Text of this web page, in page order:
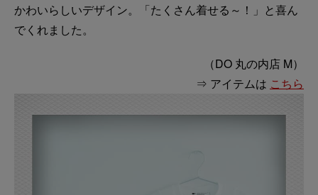
かわいらしいデザイン。「たくさん着せる～！」と喜ん
でくれました。
（DO 丸の内店 M）
⇒ アイテムは こちら